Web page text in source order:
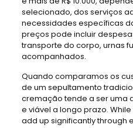
selecionado, dos serviços
necessidades específicas
preços pode incluir
transporte do corpo, urnas
acompanhados.
Quando comparamos os
de um sepultamento
cremação tende a ser uma
e viável a longo prazo.
add up significantly through